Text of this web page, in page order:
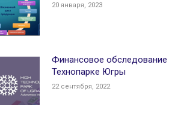
20 января, 2023
Финансовое обследование
Технопарке Югры
22 сентября, 2022